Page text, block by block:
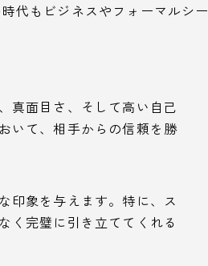
代もビジネスやフォーマルシー
真面目さ、そして高い自己
いて、相手からの信頼を勝
印象を与えます。特に、ス
く完璧に引き立ててくれる